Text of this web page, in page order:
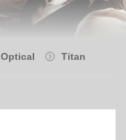
Optical Titan